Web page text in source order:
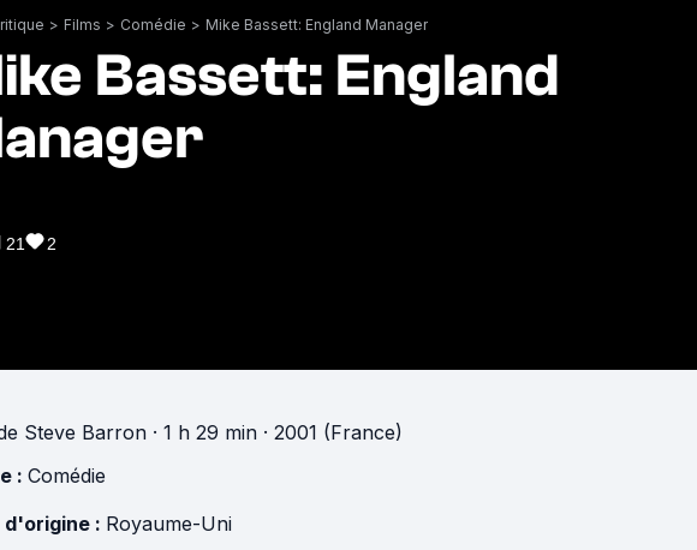
> Films > Comédie > Mike Bassett: England Manager
Bassett: England
21 2
Steve Barron · 1 h 29 min · 2001 (France)
: Comédie
d'origine : Royaume-Uni